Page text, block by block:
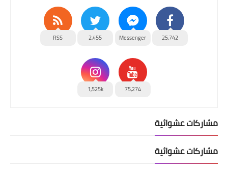
25,742
Messenger
2,455
RSS
75,274
1,525k
مشاركات عشوائية
مشاركات عشوائية